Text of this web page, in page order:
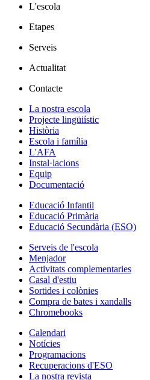
L'escola
Etapes
Serveis
Actualitat
Contacte
La nostra escola
Projecte lingüiístic
Història
Escola i família
L'AFA
Instal·lacions
Equip
Documentació
Educació Infantil
Educació Primària
Educació Secundària (ESO)
Serveis de l'escola
Menjador
Activitats complementaries
Casal d'estiu
Sortides i colònies
Compra de bates i xandalls
Chromebooks
Calendari
Notícies
Programacions
Recuperacions d'ESO
La nostra revista